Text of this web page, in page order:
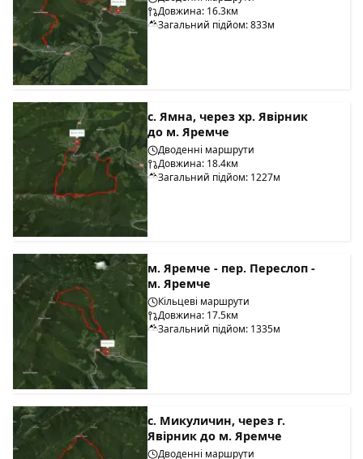
Довжина: 16.3км
Загальний підйом: 833м
с. Ямна, через хр. Явірник
до м. Яремче
Дводенні маршрути
Довжина: 18.4км
Загальний підйом: 1227м
м. Яремче - пер. Переслоп -
м. Яремче
Кільцеві маршрути
Довжина: 17.5км
Загальний підйом: 1335м
с. Микуличин, через г.
Явірник до м. Яремче
Дводенні маршрути